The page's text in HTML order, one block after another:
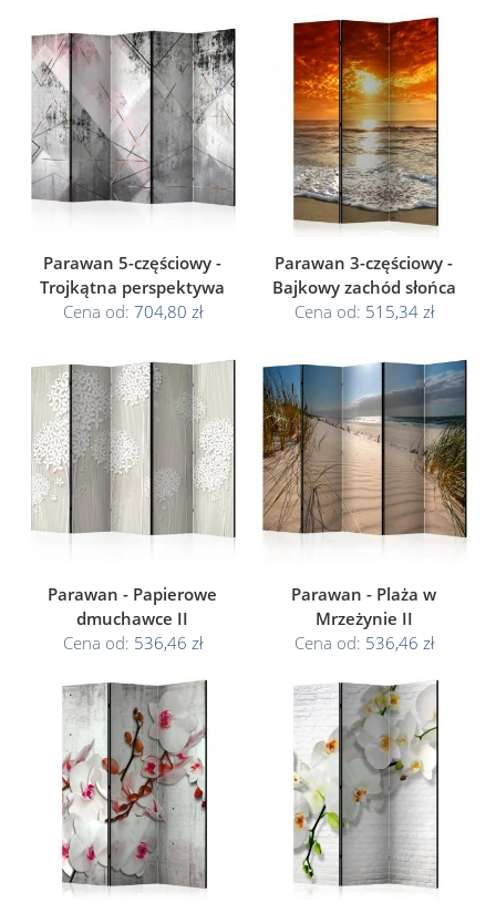
Parawan 5-częściowy -
Trojkątna perspektywa
Cena od: 704,80 zł
Parawan 3-częściowy -
Bajkowy zachód słońca
Cena od: 515,34 zł
Parawan - Papierowe
dmuchawce II
Cena od: 536,46 zł
Parawan - Plaża w
Mrzeżynie II
Cena od: 536,46 zł